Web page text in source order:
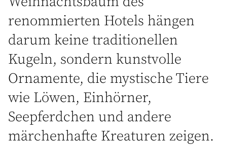
renommierten Hotels hängen
darum keine traditionellen
Kugeln, sondern kunstvolle
Ornamente, die mystische Tiere
wie Löwen, Einhörner,
Seepferdchen und andere
märchenhafte Kreaturen zeigen.